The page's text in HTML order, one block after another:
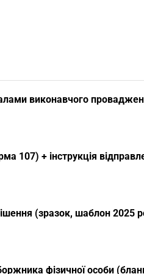
виконавчого
107) + інструкція
(зразок, шаблон 2025
фізичної особи